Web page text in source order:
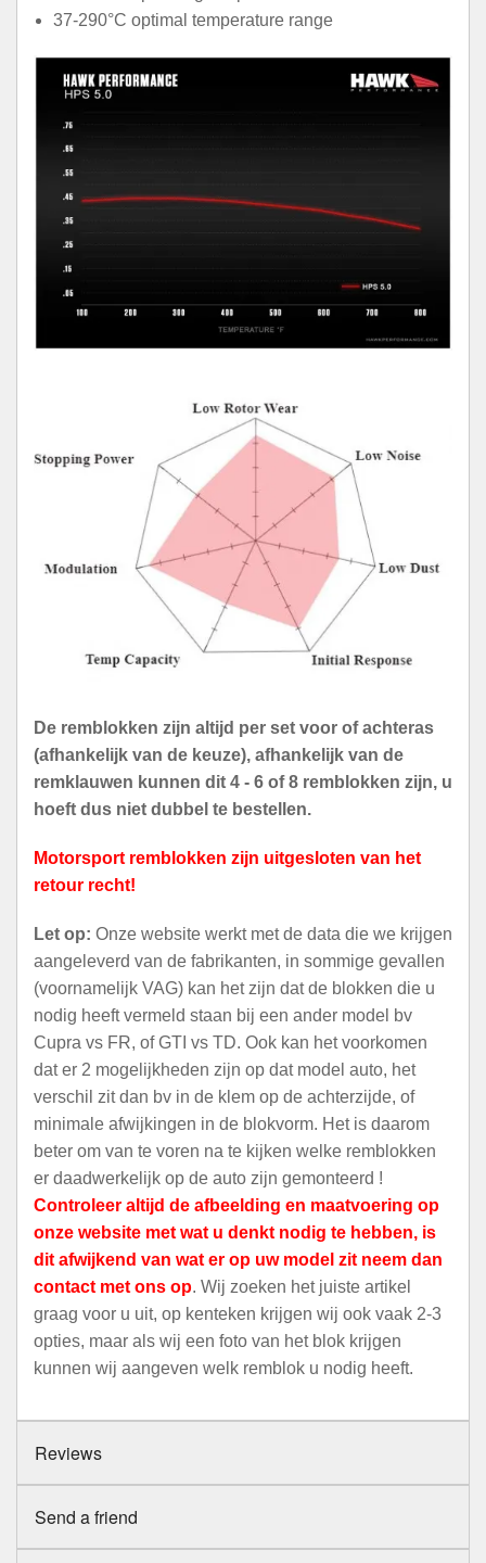
37-290°C optimal temperature range
De remblokken zijn altijd per set voor of achteras
(afhankelijk van de keuze), afhankelijk van de
remklauwen kunnen dit 4 - 6 of 8 remblokken zijn, u
hoeft dus niet dubbel te bestellen.
Motorsport remblokken zijn uitgesloten van het
retour recht!
Let op: Onze website werkt met de data die we krijgen
aangeleverd van de fabrikanten, in sommige gevallen
(voornamelijk VAG) kan het zijn dat de blokken die u
nodig heeft vermeld staan bij een ander model bv
Cupra vs FR, of GTI vs TD. Ook kan het voorkomen
dat er 2 mogelijkheden zijn op dat model auto, het
verschil zit dan bv in de klem op de achterzijde, of
minimale afwijkingen in de blokvorm. Het is daarom
beter om van te voren na te kijken welke remblokken
er daadwerkelijk op de auto zijn gemonteerd !
Controleer altijd de afbeelding en maatvoering op
onze website met wat u denkt nodig te hebben, is
dit afwijkend van wat er op uw model zit neem dan
contact met ons op. Wij zoeken het juiste artikel
graag voor u uit, op kenteken krijgen wij ook vaak 2-3
opties, maar als wij een foto van het blok krijgen
kunnen wij aangeven welk remblok u nodig heeft.
Reviews
Send a friend